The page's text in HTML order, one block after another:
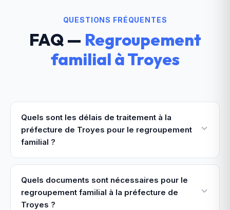
QUESTIONS FRÉQUENTES
FAQ — Regroupement
familial àTroyes
Quels sont les délais de traitement à la
préfecture de Troyes pour le regroupement
familial ?
Quels documents sont nécessaires pour le
regroupement familial à la préfecture de
Troyes ?